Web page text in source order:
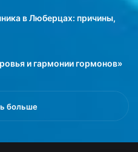
в Люберцах: причины,
и гармонии гормонов»
больше